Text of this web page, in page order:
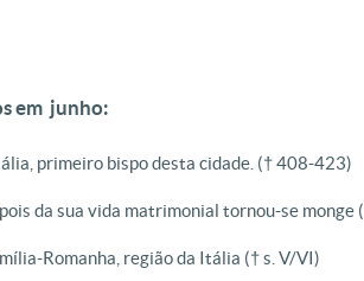
em junho:
primeiro bispo desta cidade. († 408-423)
da sua vida matrimonial tornou-se monge
Romanha, região da Itália († s. V/VI)